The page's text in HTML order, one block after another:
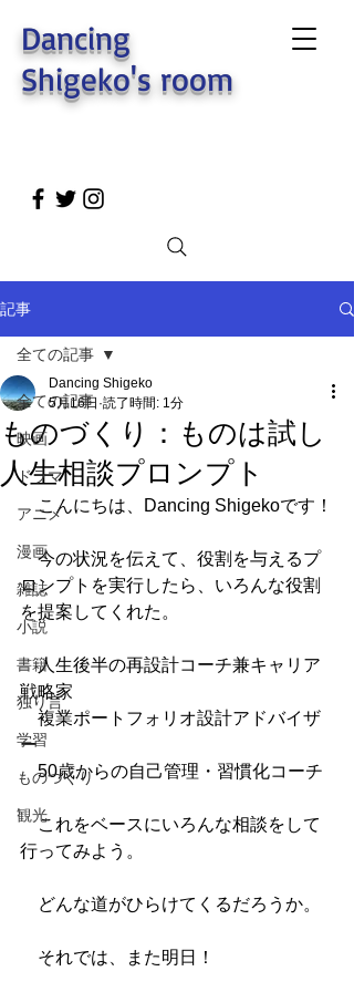
Dancing
Shigeko's room
記事
全ての記事
映画
ドラマ
アニメ
漫画
雑誌
小説
書籍
独り言
学習
ものづくり
観光
全ての記事
ものづくり：ものは試し
人生相談プロンプト
Dancing Shigeko
5月16日 読了時間: 1分
こんにちは、Dancing Shigekoです！
今の状況を伝えて、役割を与えるプ
ロンプトを実行したら、いろんな役割
を提案してくれた。
人生後半の再設計コーチ兼キャリア
戦略家
複業ポートフォリオ設計アドバイザ
ー
50歳からの自己管理・習慣化コーチ
これをベースにいろんな相談をして
行ってみよう。
どんな道がひらけてくるだろうか。
それでは、また明日！